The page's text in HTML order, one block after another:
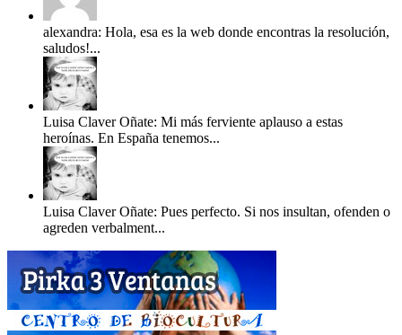
alexandra: Hola, esa es la web donde encontras la resolución,
saludos!...
Luisa Claver Oñate: Mi más ferviente aplauso a estas
heroínas. En España tenemos...
Luisa Claver Oñate: Pues perfecto. Si nos insultan, ofenden o
agreden verbalment...